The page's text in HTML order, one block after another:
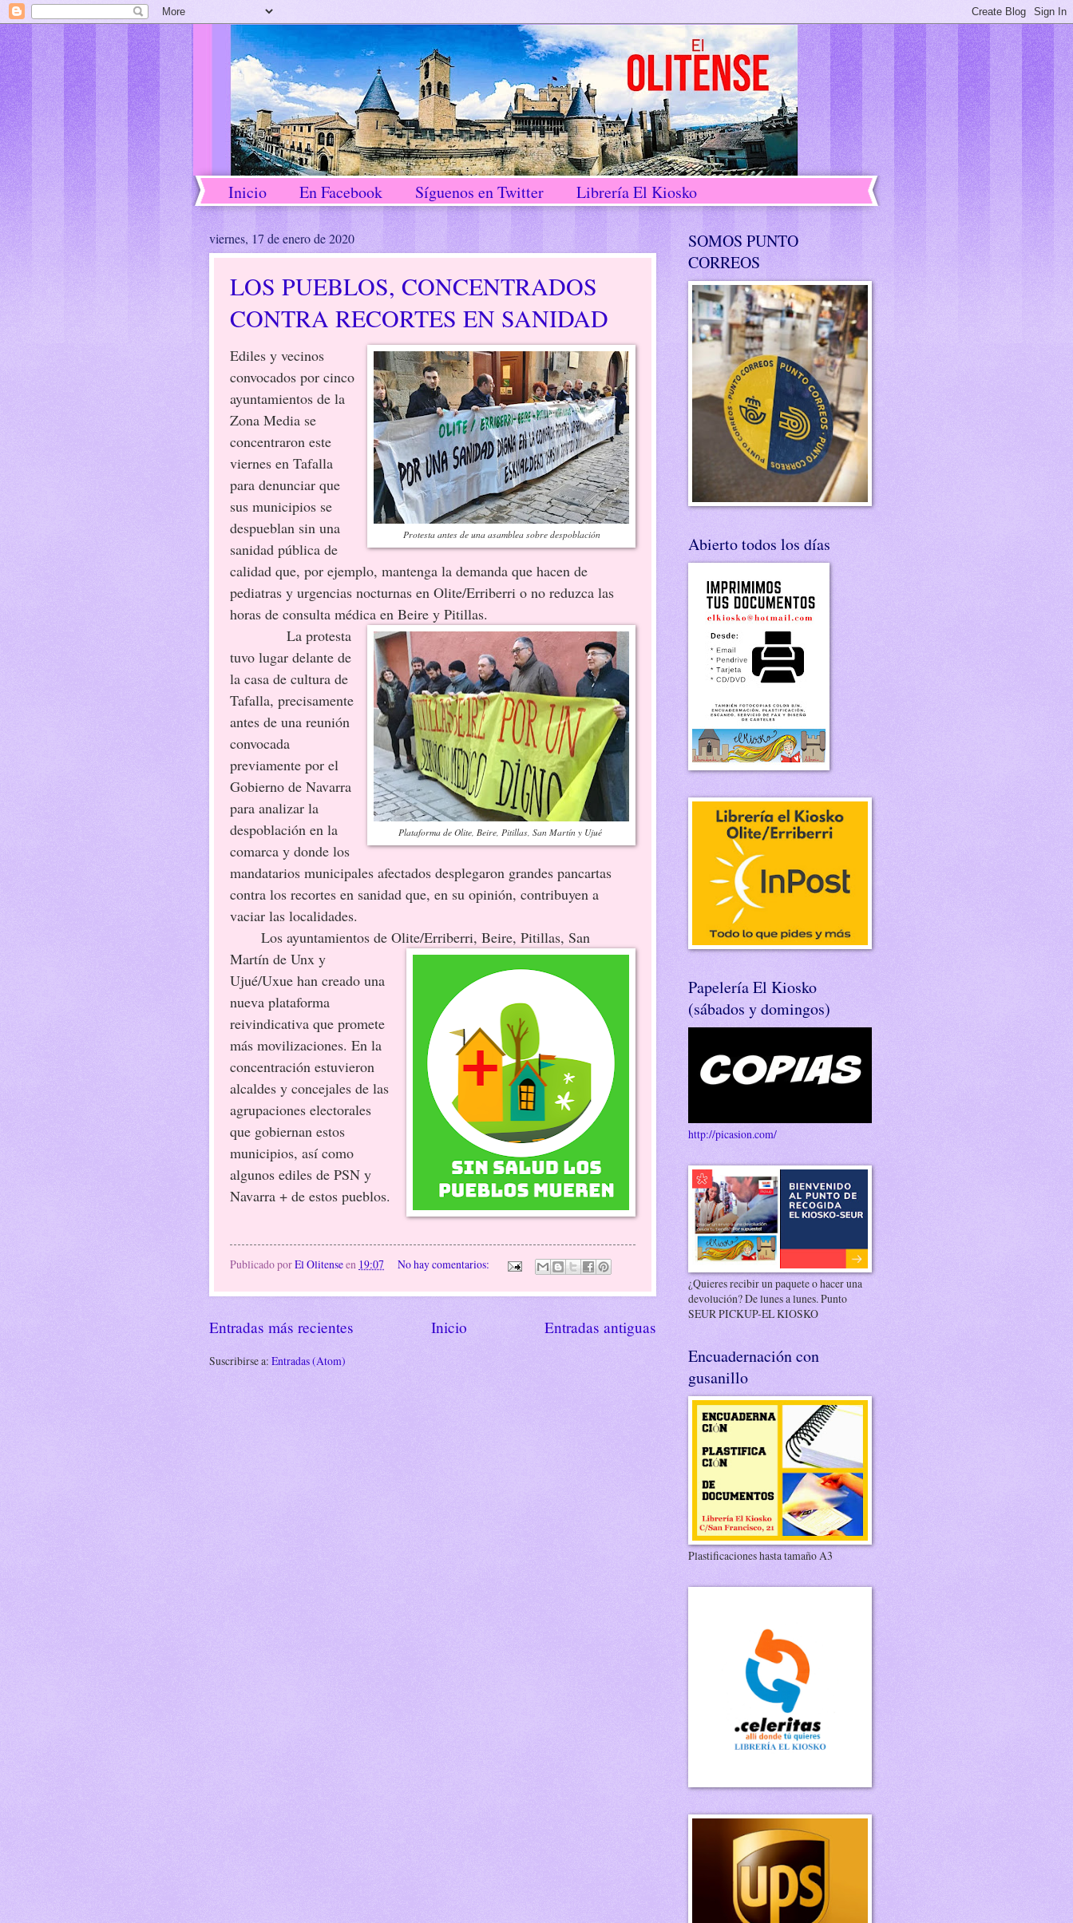
Inicio En Facebook Síguenos en Twitter Librería El Kiosko
viernes, 17 de enero de 2020
LOS PUEBLOS, CONCENTRADOS
CONTRA RECORTES EN SANIDAD
Protesta antes de una asamblea sobre despoblación
Ediles y vecinos
convocados por cinco
ayuntamientos de la
Zona Media se
concentraron este
viernes en Tafalla
para denunciar que
sus municipios se
despueblan sin una
sanidad pública de
calidad que, por ejemplo, mantenga la demanda que hacen de
pediatras y urgencias nocturnas en Olite/Erriberri o no reduzca las
horas de consulta médica en Beire y Pitillas.
Plataforma de Olite, Beire, Pitillas, San Martín y Ujué
La protesta
tuvo lugar delante de
la casa de cultura de
Tafalla, precisamente
antes de una reunión
convocada
previamente por el
Gobierno de Navarra
para analizar la
despoblación en la
comarca y donde los
mandatarios municipales afectados desplegaron grandes pancartas
contra los recortes en sanidad que, en su opinión, contribuyen a
vaciar las localidades.
Los ayuntamientos de Olite/Erriberri, Beire, Pitillas, San
Martín de Unx y
Ujué/Uxue han creado una
nueva plataforma
reivindicativa que promete
más movilizaciones. En la
concentración estuvieron
alcaldes y concejales de las
agrupaciones electorales
que gobiernan estos
municipios, así como
algunos ediles de PSN y
Navarra + de estos pueblos.
Publicado porEl Olitenseen 19:07 No hay comentarios:
Entradas más recientes Entradas antiguas
Inicio
Suscribirse a: Entradas (Atom)
SOMOS PUNTO
CORREOS
Abierto todos los días
Papelería El Kiosko
(sábados y domingos)
http://picasion.com/
¿Quieres recibir un paquete o hacer una
devolución? De lunes a lunes. Punto
SEUR PICKUP-EL KIOSKO
Encuadernación con
gusanillo
Plastificaciones hasta tamaño A3